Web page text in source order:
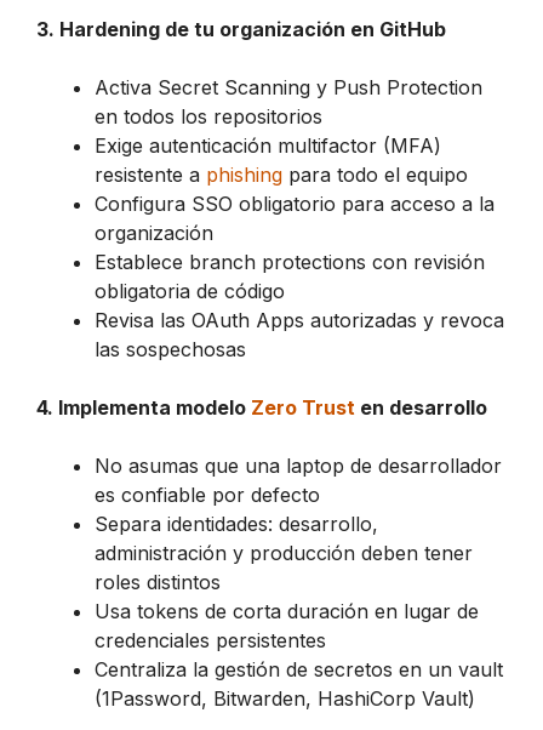
3. Hardening de tu organización en GitHub
Activa Secret Scanning y Push Protection
en todos los repositorios
Exige autenticación multifactor (MFA)
resistente a phishing para todo el equipo
Configura SSO obligatorio para acceso a la
organización
Establece branch protections con revisión
obligatoria de código
Revisa las OAuth Apps autorizadas y revoca
las sospechosas
4. Implementa modelo Zero Trust en desarrollo
No asumas que una laptop de desarrollador
es confiable por defecto
Separa identidades: desarrollo,
administración y producción deben tener
roles distintos
Usa tokens de corta duración en lugar de
credenciales persistentes
Centraliza la gestión de secretos en un vault
(1Password, Bitwarden, HashiCorp Vault)